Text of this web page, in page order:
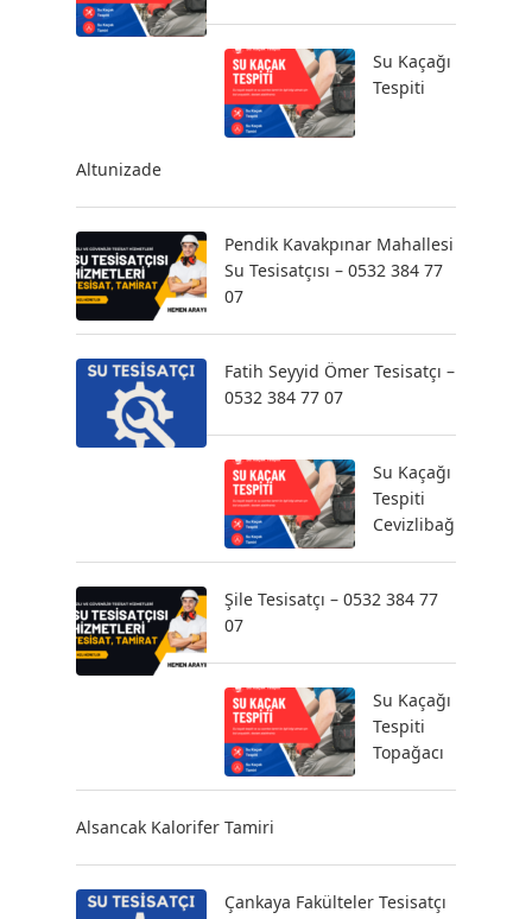
Su Kaçağı
Tespiti
Altunizade
Pendik Kavakpınar Mahallesi
Su Tesisatçısı – 0532 384 77
07
Fatih Seyyid Ömer Tesisatçı –
0532 384 77 07
Su Kaçağı
Tespiti
Cevizlibağ
Şile Tesisatçı – 0532 384 77
07
Su Kaçağı
Tespiti
Topağacı
Alsancak Kalorifer Tamiri
Çankaya Fakülteler Tesisatçı